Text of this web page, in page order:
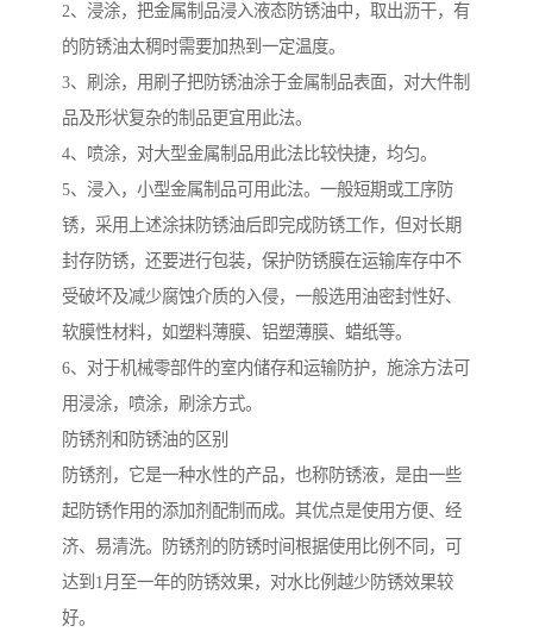
2、浸涂，把金属制品浸入液态防锈油中，取出沥干，有
的防锈油太稠时需要加热到一定温度。
3、刷涂，用刷子把防锈油涂于金属制品表面，对大件制
品及形状复杂的制品更宜用此法。
4、喷涂，对大型金属制品用此法比较快捷，均匀。
5、浸入，小型金属制品可用此法。一般短期或工序防
锈，采用上述涂抹防锈油后即完成防锈工作，但对长期
封存防锈，还要进行包装，保护防锈膜在运输库存中不
受破坏及减少腐蚀介质的入侵，一般选用油密封性好、
软膜性材料，如塑料薄膜、铝塑薄膜、蜡纸等。
6、对于机械零部件的室内储存和运输防护，施涂方法可
用浸涂，喷涂，刷涂方式。
防锈剂和防锈油的区别
防锈剂，它是一种水性的产品，也称防锈液，是由一些
起防锈作用的添加剂配制而成。其优点是使用方便、经
济、易清洗。防锈剂的防锈时间根据使用比例不同，可
达到1月至一年的防锈效果，对水比例越少防锈效果较
好。